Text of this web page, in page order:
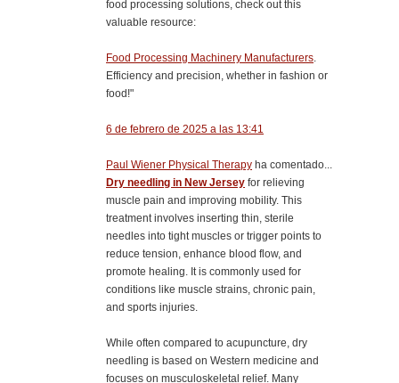
food processing solutions, check out this
valuable resource:
Food Processing Machinery Manufacturers.
Efficiency and precision, whether in fashion or
food!"
6 de febrero de 2025 a las 13:41
Paul Wiener Physical Therapy ha comentado...
Dry needling in New Jersey for relieving
muscle pain and improving mobility. This
treatment involves inserting thin, sterile
needles into tight muscles or trigger points to
reduce tension, enhance blood flow, and
promote healing. It is commonly used for
conditions like muscle strains, chronic pain,
and sports injuries.
While often compared to acupuncture, dry
needling is based on Western medicine and
focuses on musculoskeletal relief. Many